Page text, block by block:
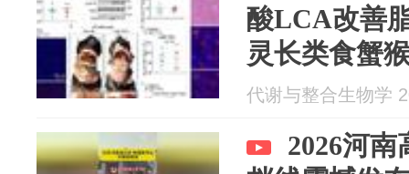
酸LCA改善
灵长类食蟹
机制浮现！(
南大学/厦门
代谢与整合生物学
2026河